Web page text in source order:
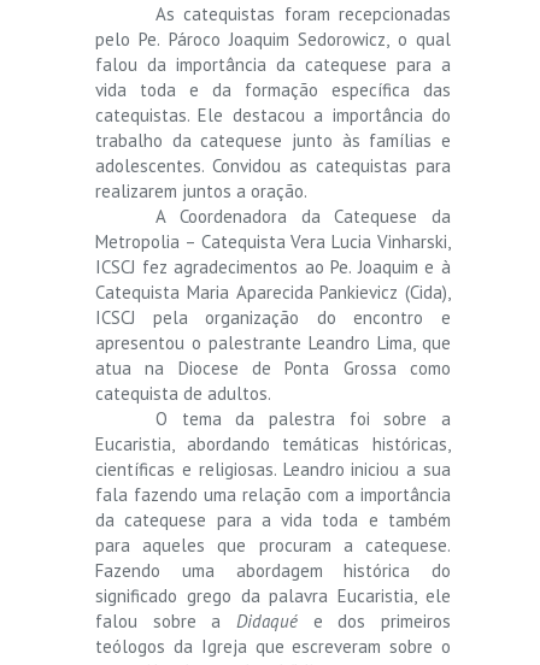
As catequistas foram recepcionadas
pelo Pe. Pároco Joaquim Sedorowicz, o qual
falou da importância da catequese para a
vida toda e da formação específica das
catequistas. Ele destacou a importância do
trabalho da catequese junto às famílias e
adolescentes. Convidou as catequistas para
realizarem juntos a oração.
A Coordenadora da Catequese da
Metropolia – Catequista Vera Lucia Vinharski,
ICSCJ fez agradecimentos ao Pe. Joaquim e à
Catequista Maria Aparecida Pankievicz (Cida),
ICSCJ pela organização do encontro e
apresentou o palestrante Leandro Lima, que
atua na Diocese de Ponta Grossa como
catequista de adultos.
O tema da palestra foi sobre a
Eucaristia, abordando temáticas históricas,
científicas e religiosas. Leandro iniciou a sua
fala fazendo uma relação com a importância
da catequese para a vida toda e também
para aqueles que procuram a catequese.
Fazendo uma abordagem histórica do
significado grego da palavra Eucaristia, ele
falou sobre a Didaqué e dos primeiros
teólogos da Igreja que escreveram sobre o